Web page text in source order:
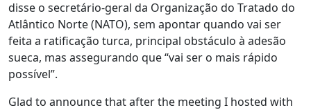
disse o secretário-geral da Organização do Tratado do
Atlântico Norte (NATO), sem apontar quando vai ser
feita a ratificação turca, principal obstáculo à adesão
sueca, mas assegurando que “vai ser o mais rápido
possível”.
Glad to announce that after the meeting I hosted with